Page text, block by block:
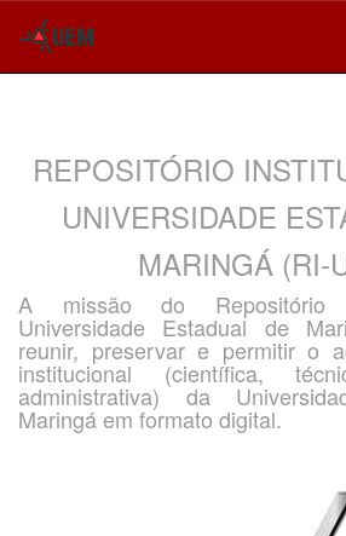
REPOSITÓRIO
UNIVERSIDADE
MARINGÁ (RI-
A missão do Repositório
Universidade Estadual de
reunir, preservar e permitir o
institucional (científica,
administrativa) da
Maringá em formato digital.